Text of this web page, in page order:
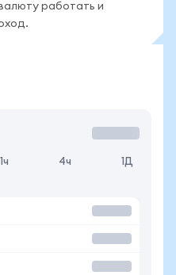
работать и
1ч 4ч 1Д